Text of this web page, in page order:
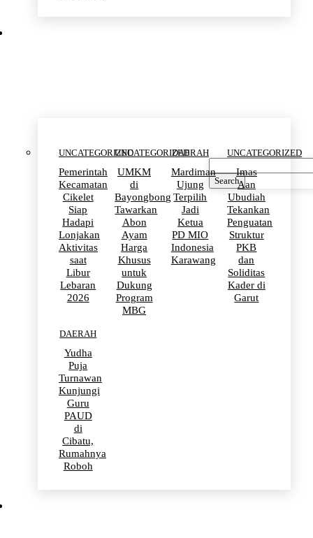
UNCATEGORIZED
Pemerintah
Kecamatan
Cikelet
Siap
Hadapi
Lonjakan
Aktivitas
saat
Libur
Lebaran
2026
UNCATEGORIZED
UMKM
di
Bayongbong
Tawarkan
Abon
Ayam
Harga
Khusus
untuk
Dukung
Program
MBG
DAERAH
Mardiman
Ujung
Terpilih
Jadi
Ketua
PD MIO
Indonesia
Karawang
UNCATEGORIZED
Imas
Aan
Ubudiah
Tekankan
Penguatan
Struktur
PKB
dan
Soliditas
Kader di
Garut
DAERAH
Yudha
Puja
Turnawan
Kunjungi
Guru
PAUD
di
Cibatu,
Rumahnya
Roboh
Search